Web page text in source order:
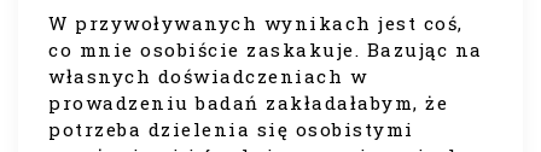
W przywoływanych wynikach jest coś,
co mnie osobiście zaskakuje. Bazując na
własnych doświadczeniach w
prowadzeniu badań zakładałabym, że
potrzeba dzielenia się osobistymi